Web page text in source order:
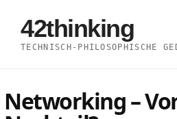
Inhalt
springen
42thinking
TECHNISCH-PHILOSOPHISCHE
Networking –